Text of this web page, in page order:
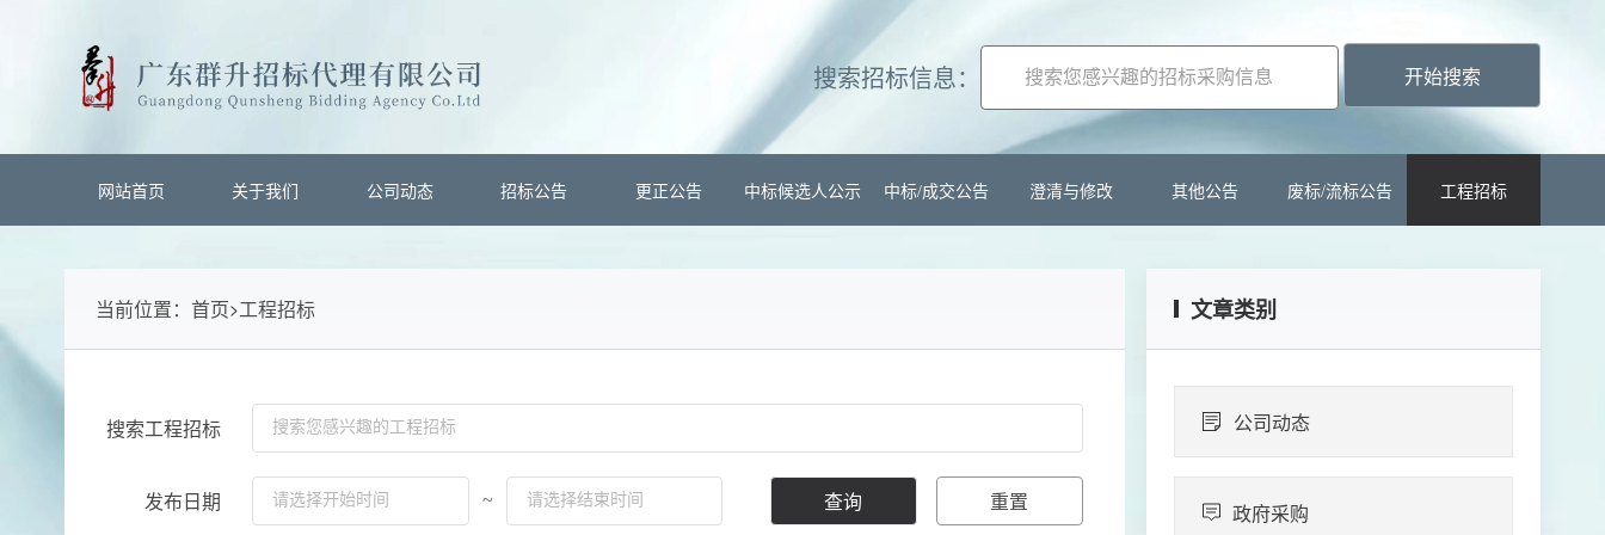
搜索招标信息： 开始搜索
网站首页 关于我们 公司动态 招标公告 更正公告 中标候选人公示 中标/成交公告 澄清与修改 其他公告 废标/流标公告 工程招标
当前位置： 首页>工程招标
搜索工程招标
发布日期 ~ 查询 重置
文章类别
公司动态
政府采购